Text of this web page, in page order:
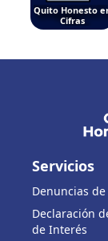
Quito Honesto
Cifras
Servicios
Denuncias
Declaración
de Interés